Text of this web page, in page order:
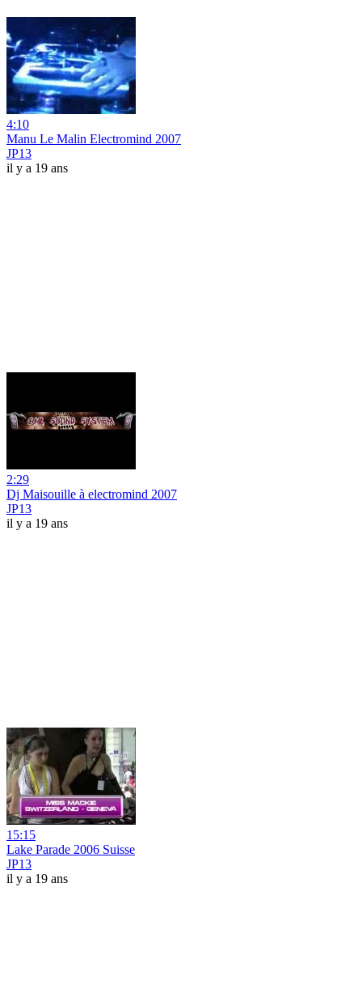
4:10
Manu Le Malin Electromind 2007
JP13
il y a 19 ans
2:29
Dj Maisouille à electromind 2007
JP13
il y a 19 ans
15:15
Lake Parade 2006 Suisse
JP13
il y a 19 ans